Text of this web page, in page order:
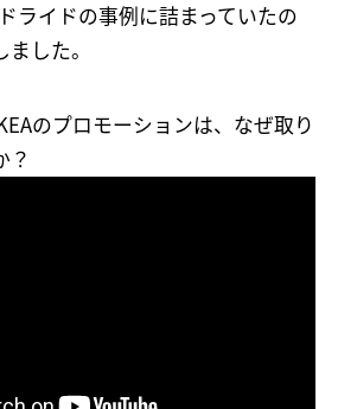
ライドの事例に詰まっていたの
した。
のプロモーションは、なぜ取り
？